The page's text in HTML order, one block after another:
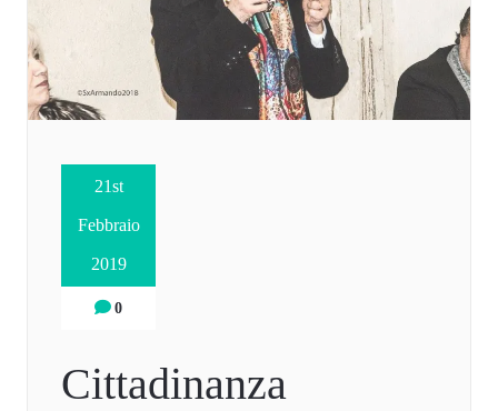
21st
Febbraio
2019
0
Cittadinanza